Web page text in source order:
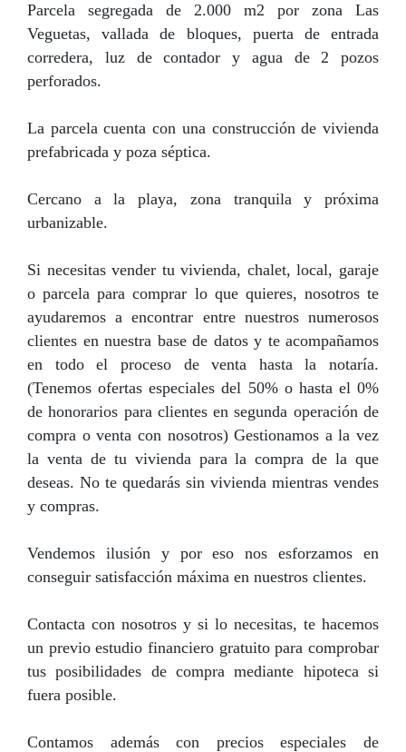
Parcela segregada de 2.000 m2 por zona Las
Veguetas, vallada de bloques, puerta de entrada
corredera, luz de contador y agua de 2 pozos
perforados.
La parcela cuenta con una construcción de vivienda
prefabricada y poza séptica.
Cercano a la playa, zona tranquila y próxima
urbanizable.
Si necesitas vender tu vivienda, chalet, local, garaje
o parcela para comprar lo que quieres, nosotros te
ayudaremos a encontrar entre nuestros numerosos
clientes en nuestra base de datos y te acompañamos
en todo el proceso de venta hasta la notaría.
(Tenemos ofertas especiales del 50% o hasta el 0%
de honorarios para clientes en segunda operación de
compra o venta con nosotros) Gestionamos a la vez
la venta de tu vivienda para la compra de la que
deseas. No te quedarás sin vivienda mientras vendes
y compras.
Vendemos ilusión y por eso nos esforzamos en
conseguir satisfacción máxima en nuestros clientes.
Contacta con nosotros y si lo necesitas, te hacemos
un previo estudio financiero gratuito para comprobar
tus posibilidades de compra mediante hipoteca si
fuera posible.
Contamos además con precios especiales de